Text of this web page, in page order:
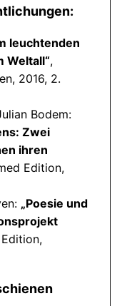
leuchtenden
Weltall“,
2016, 2.
Bodem:
Zwei
ihren
Edition,
„Poesie und